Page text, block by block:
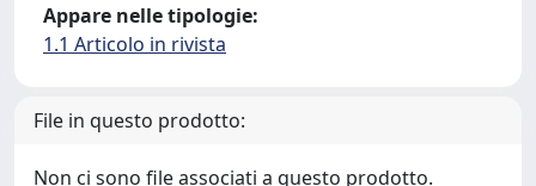
Appare nelle tipologie:
1.1 Articolo in rivista
File in questo prodotto:
Non ci sono file associati a questo prodotto.